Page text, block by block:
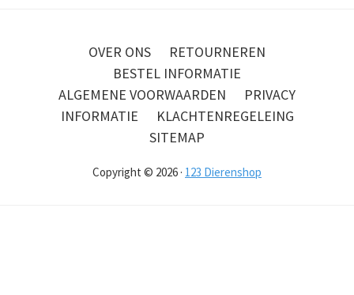
OVER ONS
RETOURNEREN
BESTEL INFORMATIE
ALGEMENE VOORWAARDEN
PRIVACY
INFORMATIE
KLACHTENREGELEING
SITEMAP
Copyright © 2026 · 123 Dierenshop